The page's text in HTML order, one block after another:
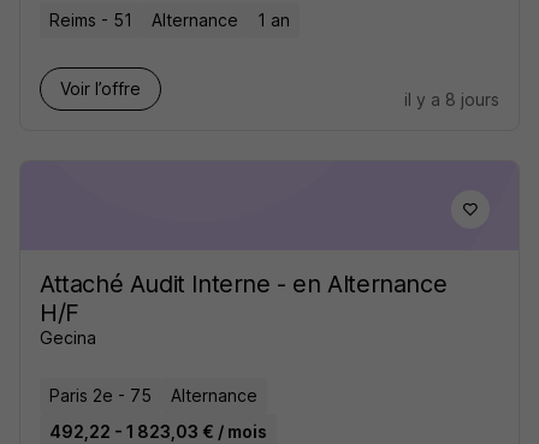
Reims - 51 Alternance 1 an
Voir l’offre
il y a 8 jours
Attaché Audit Interne - en Alternance
H/F
Gecina
Paris 2e - 75
Alternance
492,22 - 1 823,03 € / mois